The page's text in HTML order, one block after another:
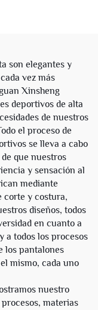
son elegantes y
vez más
Xinsheng
deportivos de alta
de nuestros
el proceso de
se lleva a cabo
que nuestros
y sensación al
mediante
corte y costura,
diseños, todos
en cuanto a
a todos los procesos
los pantalones
mismo, cada uno
nuestro
materias